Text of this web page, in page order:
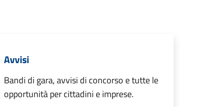
Avvisi
Bandi di gara, avvisi di concorso e tutte le
opportunità per cittadini e imprese.